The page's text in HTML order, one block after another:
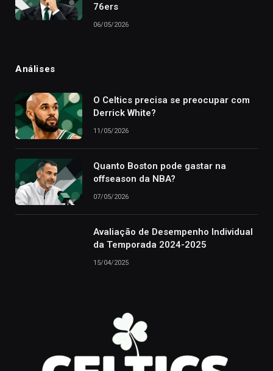
76ers
06/05/2026
Análises
O Celtics precisa se preocupar com
Derrick White?
11/05/2026
Quanto Boston pode gastar na
offseason da NBA?
07/05/2026
Avaliação de Desempenho Individual
da Temporada 2024-2025
15/04/2025